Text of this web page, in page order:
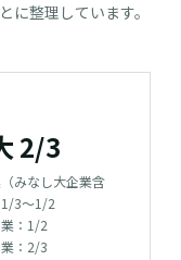
に整理しています。
2/3
みなし大企業含
3〜1/2
：1/2
：2/3